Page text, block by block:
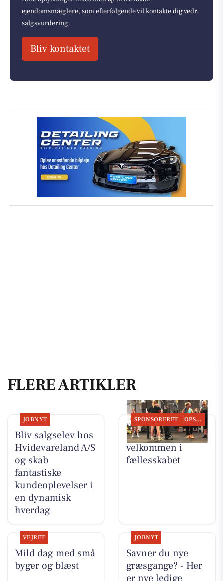
ejendomsmæglere, som efterfølgende vil kontakte dig vedr.
salgsvurdering.
Bliv kontaktet
FLERE ARTIKLER
JOBNYT
Bliv salgselev hos
Hvidevareland A/S
og skab
fantastiske
kundeoplevelser i
en dynamisk
hverdag
SPONSORERET OPSLAGSTAVLEN
LeneS byder dig
velkommen i
fællesskabet
VEJRET
Mild dag med små
byger og blæst
JOBNYT
Savner du nye
græsgange? - Her
er nye ledige